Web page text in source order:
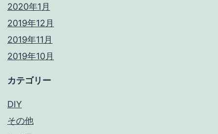
2020年1月
2019年12月
2019年11月
2019年10月
カテゴリー
DIY
その他